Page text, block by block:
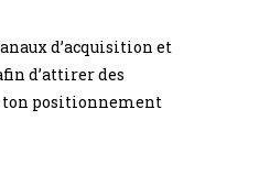
d’acquisition et
d’attirer des
ton positionnement